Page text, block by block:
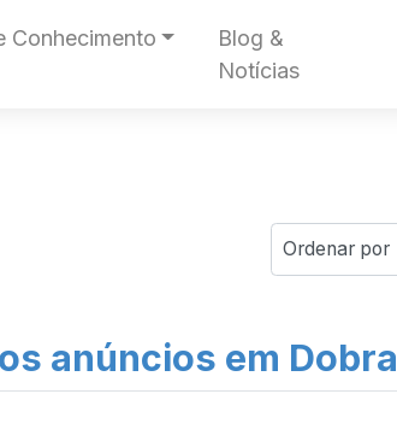
Conhecimento
Blog &
Notícias
anúncios em Dobra